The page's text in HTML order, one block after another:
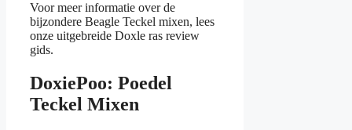
Voor meer informatie over de
bijzondere Beagle Teckel mixen, lees
onze uitgebreide Doxle ras review
gids.
DoxiePoo: Poedel
Teckel Mixen